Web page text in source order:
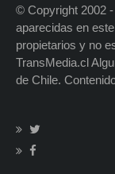
© Copyright 2002
aparecidas en
propietarios y no
TransMedia.cl
de Chile.